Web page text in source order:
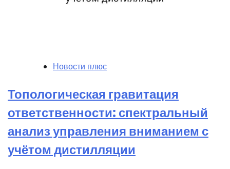
Новости плюс
Топологическая гравитация
ответственности: спектральный
анализ управления вниманием с
учётом дистилляции